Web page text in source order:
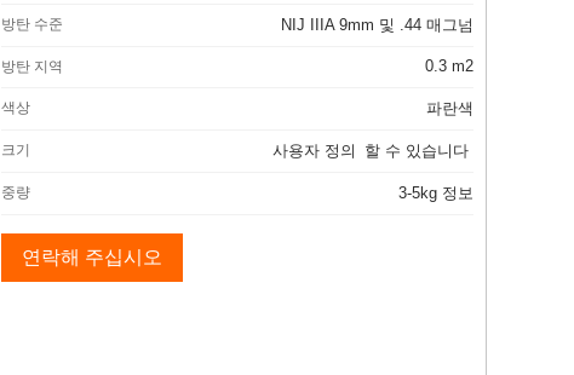
방탄 수준 NIJ IIIA 9mm 및 .44 매그넘
방탄 지역 0.3 m2
색상 파란색
크기 할 수 있습니다
사용자 정의
중량 3-5kg 정보
연락해 주십시오